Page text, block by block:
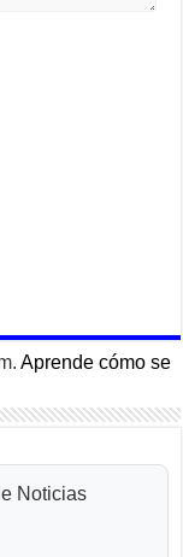
Aprende cómo se
Noticias